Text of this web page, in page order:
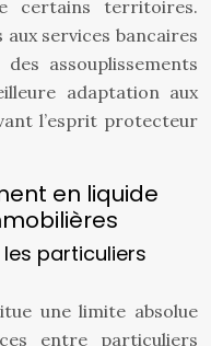
certains territoires.
aux services bancaires
assouplissements
adaptation aux
l’esprit protecteur
en liquide
particuliers
une limite absolue
entre particuliers